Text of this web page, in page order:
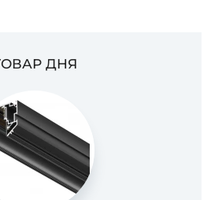
ДНЯ